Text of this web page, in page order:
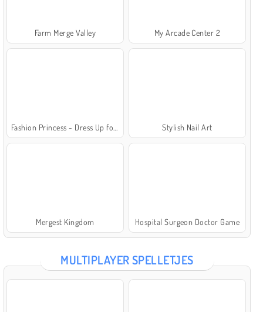
Farm Merge Valley My Arcade Center 2
Stylish Nail Art
Mergest Kingdom Hospital Surgeon Doctor Game
MULTIPLAYER SPELLETJES